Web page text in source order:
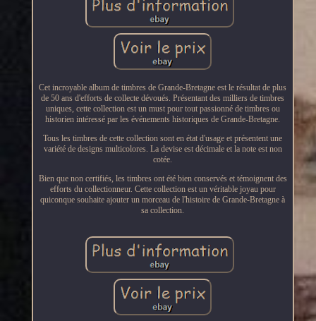
Cet incroyable album de timbres de Grande-Bretagne est le résultat de plus
de 50 ans d'efforts de collecte dévoués. Présentant des milliers de timbres
uniques, cette collection est un must pour tout passionné de timbres ou
historien intéressé par les événements historiques de Grande-Bretagne.
Tous les timbres de cette collection sont en état d'usage et présentent une
variété de designs multicolores. La devise est décimale et la note est non
cotée.
Bien que non certifiés, les timbres ont été bien conservés et témoignent des
efforts du collectionneur. Cette collection est un véritable joyau pour
quiconque souhaite ajouter un morceau de l'histoire de Grande-Bretagne à
sa collection.